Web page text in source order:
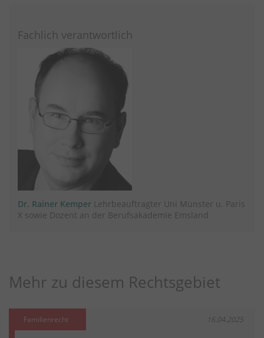
Fachlich verantwortlich
Dr. Rainer Kemper Lehrbeauftragter Uni Münster u. Paris
X sowie Dozent an der Berufsakademie Emsland
Mehr zu diesem Rechtsgebiet
Familienrecht 16.04.2025